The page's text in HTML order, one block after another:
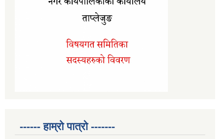
------ हाम्रो पात्रो -------